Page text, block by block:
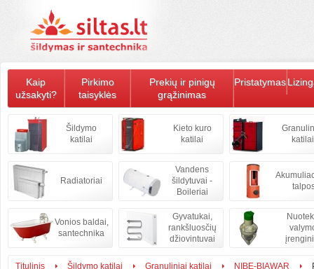
Kaip
užsakyti?
Pirkimo
taisyklės
Prekių ir pinigų
grąžinimas
Pristatymas
Šildymo
katilai
Kieto kuro
katilai
katilai
Radiatoriai
Vandens
šildytuvai -
Boileriai
Vonios baldai,
santechnika
Gyvatukai,
rankšluosčių
džiovintuvai
Titulinis Šildymo katilai Granuliniai katilai NIBE-BIAWAR